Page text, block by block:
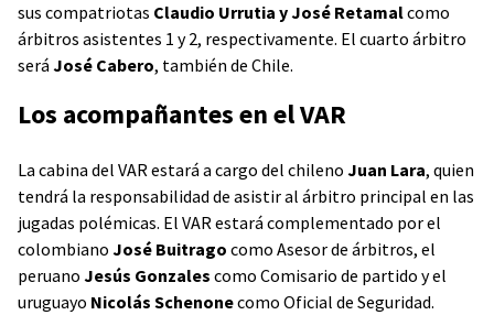
sus compatriotas Claudio Urrutia y José Retamalcomo
árbitros asistentes 1 y 2, respectivamente. El cuarto árbitro
será José Cabero, también de Chile.
Los acompañantes en el VAR
La cabina del VAR estará a cargo del chileno Juan Lara, quien
tendrá la responsabilidad de asistir al árbitro principal en las
jugadas polémicas. El VAR estará complementado por el
colombiano José Buitrago como Asesor de árbitros, el
peruano Jesús Gonzales como Comisario de partido y el
uruguayo Nicolás Schenonecomo Oficial de Seguridad.